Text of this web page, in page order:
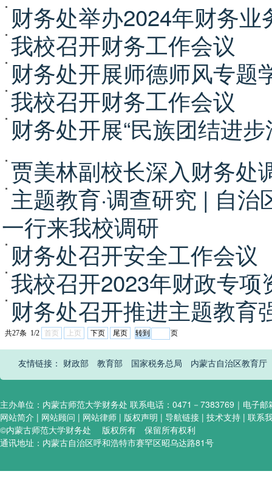
财务处举办2024年财务业
我校召开财务工作会议
财务处开展师德师风专题
我校召开财务工作会议
财务处开展“民族团结进
贾美林副校长深入财务处
主题教育·调查研究 | 自
一行来我校调研
财务处召开安全工作会议
我校召开2023年财政专
财务处召开推进主题教育
共27条 1/2 首页 上页 下页 尾页 页
友情链接： 财政部 教育部 国家税务总局 内蒙古自治区教育厅
主办单位：内蒙古师范大学财务处 联系电话：0471－7383769｜电子
网站简介 | 网站顾问 | 网站律师 | 版权声明 | 导航链接 | 技术支持 | 联系
©内蒙古师范大学财务处 版权所有 保留所有权利
通讯地址：内蒙古自治区呼和浩特市赛罕区昭乌达路81号